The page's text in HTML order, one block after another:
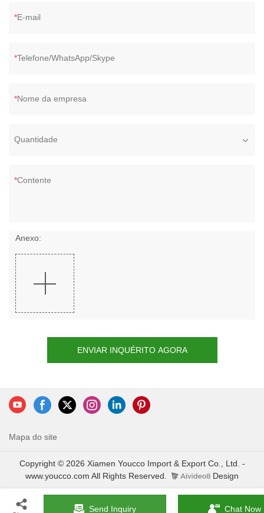
E-mail
Telefone/WhatsApp/Skype
Nome da empresa
Quantidade
Contente
Anexo:
ENVIAR INQUÉRITO AGORA
Mapa do site
Copyright © 2026 Xiamen Youcco Import & Export Co., Ltd. -
www.youcco.com All Rights Reserved.
Design
Send Inquiry Chat Now